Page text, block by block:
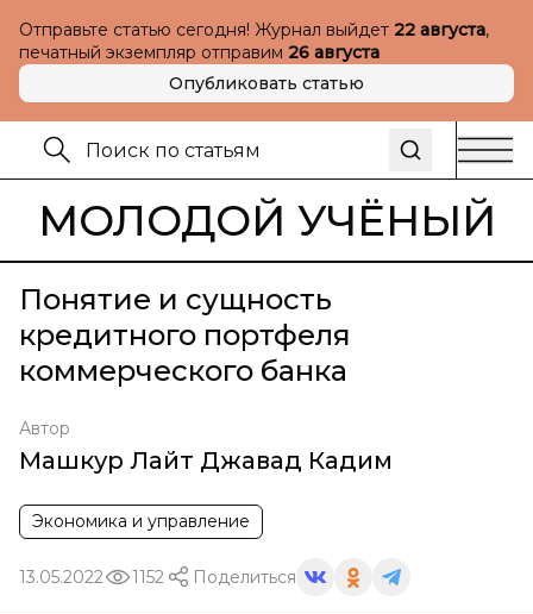
Отправьте статью сегодня! Журнал выйдет 22 августа,
печатный экземпляр отправим 26 августа
Опубликовать статью
МОЛОДОЙ УЧЁНЫЙ
Понятие и сущность
кредитного портфеля
коммерческого банка
Автор
Машкур Лайт Джавад Кадим
Экономика и управление
13.05.2022 1152 Поделиться